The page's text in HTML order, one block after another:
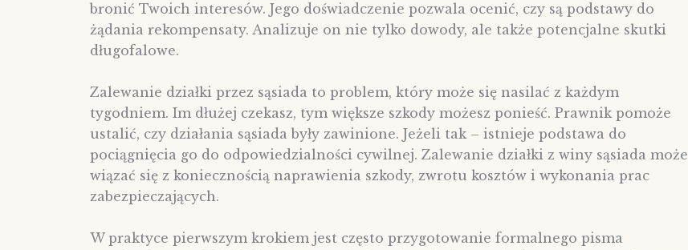
bronić Twoich interesów. Jego doświadczenie pozwala ocenić, czy są podstawy do
żądania rekompensaty. Analizuje on nie tylko dowody, ale także potencjalne skutki
długofalowe.
Zalewanie działki przez sąsiada to problem, który może się nasilać z każdym
tygodniem. Im dłużej czekasz, tym większe szkody możesz ponieść. Prawnik pomoże
ustalić, czy działania sąsiada były zawinione. Jeżeli tak – istnieje podstawa do
pociągnięcia go do odpowiedzialności cywilnej. Zalewanie działki z winy sąsiada może
wiązać się z koniecznością naprawienia szkody, zwrotu kosztów i wykonania prac
zabezpieczających.
W praktyce pierwszym krokiem jest często przygotowanie formalnego pisma